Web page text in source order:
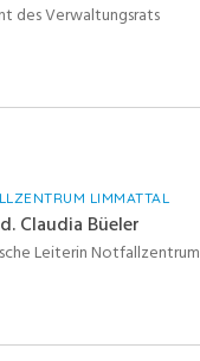
des Verwaltungsrats
LIMMATTAL
Claudia Büeler
Leiterin Notfallzentrum